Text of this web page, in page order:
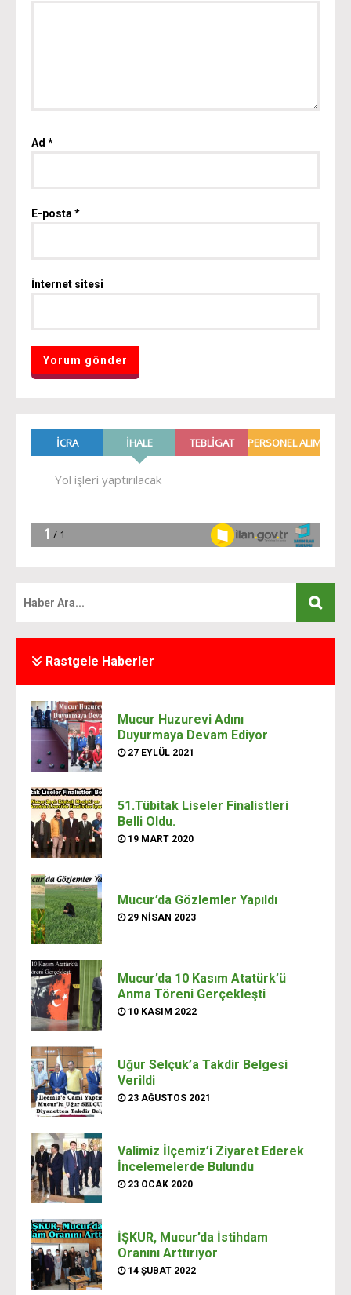
Ad *
E-posta*
İnternet sitesi
Rastgele Haberler
Mucur Huzurevi Adını
Duyurmaya Devam Ediyor
27 EYLÜL 2021
51.Tübitak Liseler Finalistleri
Belli Oldu.
19 MART 2020
Mucur’da Gözlemler Yapıldı
29 NISAN 2023
Mucur’da 10 Kasım Atatürk’ü
Anma Töreni Gerçekleşti
10 KASIM 2022
Uğur Selçuk’a Takdir Belgesi
Verildi
23 AĞUSTOS 2021
Valimiz İlçemiz’i Ziyaret Ederek
İncelemelerde Bulundu
23 OCAK 2020
İŞKUR, Mucur’da İstihdam
Oranını Arttırıyor
14 ŞUBAT 2022